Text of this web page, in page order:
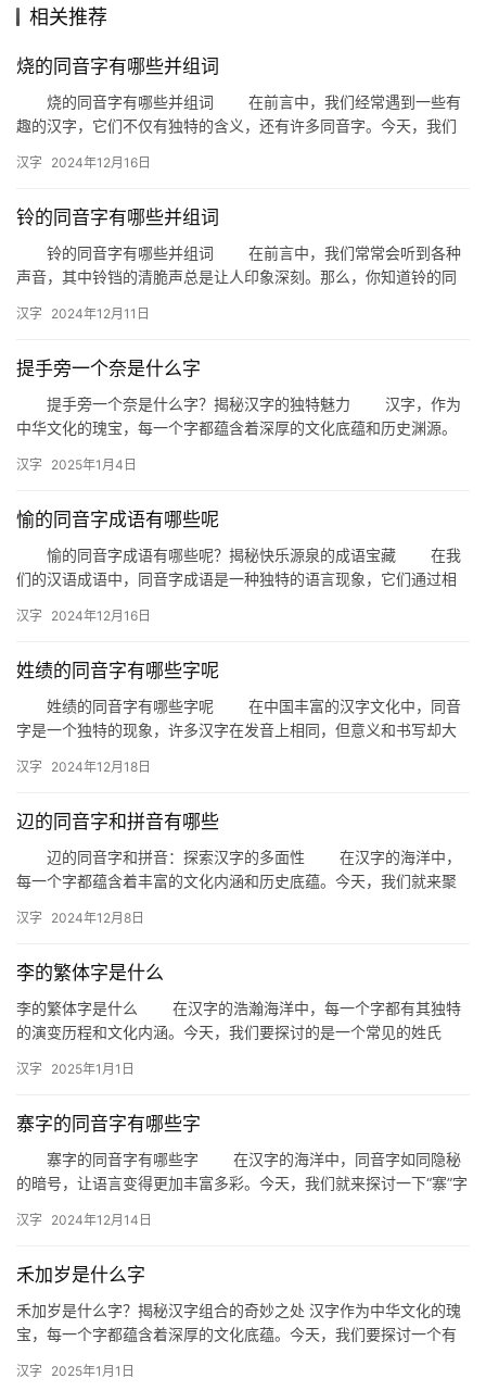
组
拼
音
相关推荐
烧的同音字有哪些并组词
烧的同音字有哪些并组词 在前言中，我们经常遇到一些有
趣的汉字，它们不仅有独特的含义，还有许多同音字。今天，我们
汉字 2024年12月16日
铃的同音字有哪些并组词
铃的同音字有哪些并组词 在前言中，我们常常会听到各种
声音，其中铃铛的清脆声总是让人印象深刻。那么，你知道铃的同
一揭…
汉字 2024年12月11日
提手旁一个奈是什么字
提手旁一个奈是什么字？揭秘汉字的独特魅力 汉字，作为
中华文化的瑰宝，每一个字都蕴含着深厚的文化底蕴和历史渊源。
好…
汉字 2025年1月4日
愉的同音字成语有哪些呢
愉的同音字成语有哪些呢？揭秘快乐源泉的成语宝藏 在我
们的汉语成语中，同音字成语是一种独特的语言现象，它们通过相
“愉…
汉字 2024年12月16日
姓绩的同音字有哪些字呢
姓绩的同音字有哪些字呢 在中国丰富的汉字文化中，同音
字是一个独特的现象，许多汉字在发音上相同，但意义和书写却大
…
汉字 2024年12月18日
辺的同音字和拼音有哪些
辺的同音字和拼音：探索汉字的多面性 在汉字的海洋中，
每一个字都蕴含着丰富的文化内涵和历史底蕴。今天，我们就来聚
在…
汉字 2024年12月8日
李的繁体字是什么
李的繁体字是什么 在汉字的浩瀚海洋中，每一个字都有其独特
的演变历程和文化内涵。今天，我们要探讨的是一个常见的姓氏
中…
汉字 2025年1月1日
寨字的同音字有哪些字
寨字的同音字有哪些字 在汉字的海洋中，同音字如同隐秘
的暗号，让语言变得更加丰富多彩。今天，我们就来探讨一下“寨”字
汉字 2024年12月14日
禾加岁是什么字
禾加岁是什么字？揭秘汉字组合的奇妙之处 汉字作为中华文化的瑰
宝，每一个字都蕴含着深厚的文化底蕴。今天，我们要探讨一个有
构…
汉字 2025年1月1日